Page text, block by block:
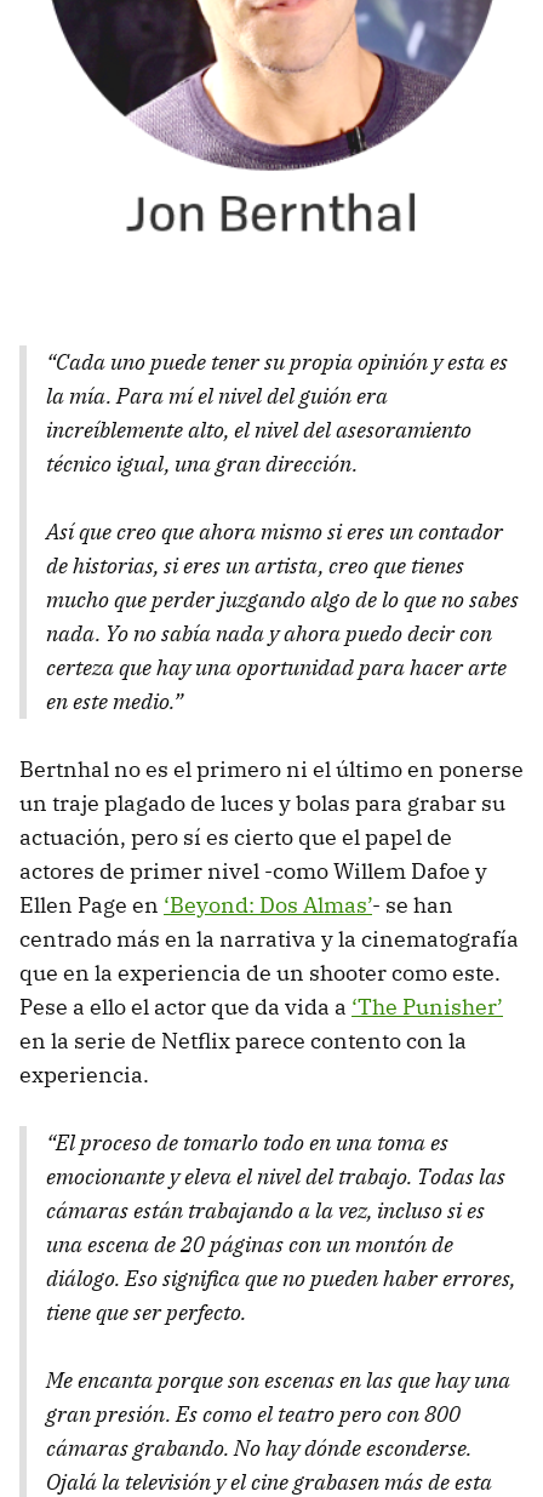
“Cada uno puede tener su propia opinión y esta es
la mía. Para mí el nivel del guión era
increíblemente alto, el nivel del asesoramiento
técnico igual, una gran dirección.
Así que creo que ahora mismo si eres un contador
de historias, si eres un artista, creo que tienes
mucho que perder juzgando algo de lo que no sabes
nada. Yo no sabía nada y ahora puedo decir con
certeza que hay una oportunidad para hacer arte
en este medio.”
Bertnhal no es el primero ni el último en ponerse
un traje plagado de luces y bolas para grabar su
actuación, pero sí es cierto que el papel de
actores de primer nivel -como Willem Dafoe y
Ellen Page en ‘Beyond: Dos Almas’- se han
centrado más en la narrativa y la cinematografía
que en la experiencia de un shooter como este.
Pese a ello el actor que da vida a ‘The Punisher’
en la serie de Netflix parece contento con la
experiencia.
“El proceso de tomarlo todo en una toma es
emocionante y eleva el nivel del trabajo. Todas las
cámaras están trabajando a la vez, incluso si es
una escena de 20 páginas con un montón de
diálogo. Eso significa que no pueden haber errores,
tiene que ser perfecto.
Me encanta porque son escenas en las que hay una
gran presión. Es como el teatro pero con 800
cámaras grabando. No hay dónde esconderse.
Ojalá la televisión y el cine grabasen más de esta